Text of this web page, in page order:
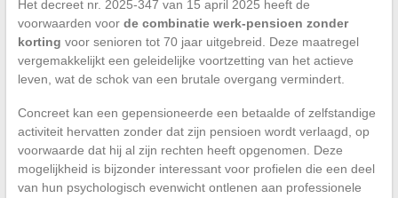
Het decreet nr. 2025-347 van 15 april 2025 heeft de
voorwaarden voor de combinatie werk-pensioen zonder
korting voor senioren tot 70 jaar uitgebreid. Deze maatregel
vergemakkelijkt een geleidelijke voortzetting van het actieve
leven, wat de schok van een brutale overgang vermindert.
Concreet kan een gepensioneerde een betaalde of zelfstandige
activiteit hervatten zonder dat zijn pensioen wordt verlaagd, op
voorwaarde dat hij al zijn rechten heeft opgenomen. Deze
mogelijkheid is bijzonder interessant voor profielen die een deel
van hun psychologisch evenwicht ontlenen aan professionele